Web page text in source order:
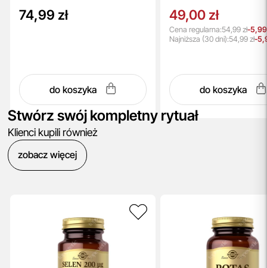
74,99 zł
do koszyka
49,00 zł
Cena regularna:54,99 zł-5,99
Najniższa (30 dni):54,99 zł-
do koszyka
Stwórz swój kompletny rytuał
Klienci kupili również
zobacz więcej